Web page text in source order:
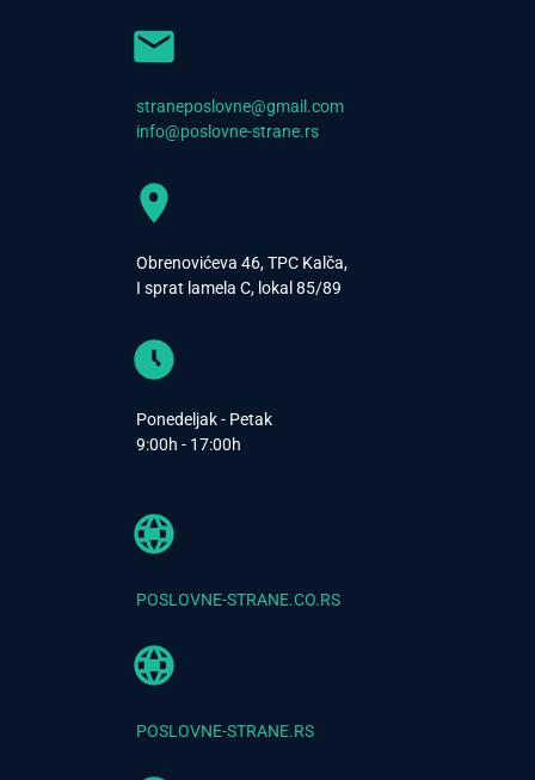
straneposlovne@gmail.com
info@poslovne-strane.rs
Obrenovićeva 46, TPC Kalča,
I sprat lamela C, lokal 85/89
Ponedeljak - Petak
9:00h - 17:00h
POSLOVNE-STRANE.CO.RS
POSLOVNE-STRANE.RS